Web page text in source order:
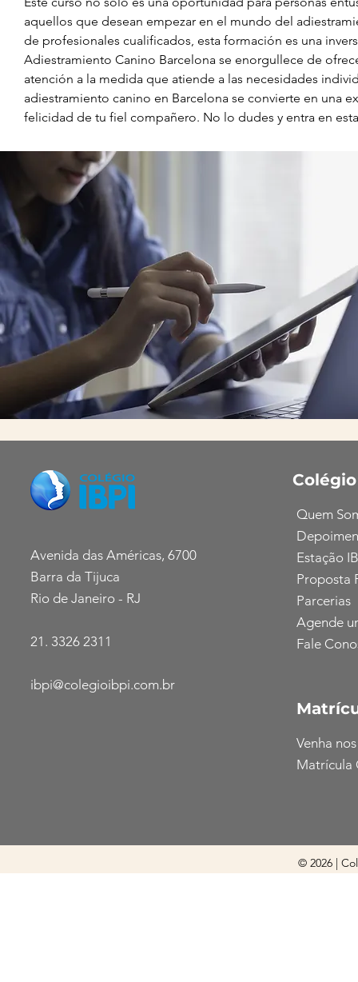
aquellos que desean empezar en el mundo del
de profesionales cualificados, esta formación es una
Adiestramiento Canino Barcelona se enorgullece de
atención a la medida que atiende a las necesidades
adiestramiento canino en Barcelona se convierte en una
felicidad de tu fiel compañero. No lo dudes y entra en
Avenida das Américas, 6700
Barra da Tijuca
Rio de Janeiro - RJ
21. 3326 2311
ibpi@colegioibpi.com.br
Quem
Estação
Proposta
Parcerias
Agende
Fale
Venha
Matrícula
© 2026 |